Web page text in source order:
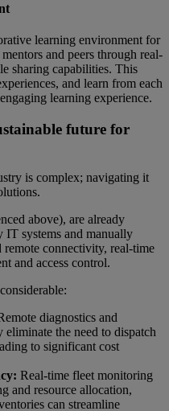
learning environment for
and peers through real-
sharing capabilities. This
and learn from each
learning experience.
future for
is complex; navigating it
above), are already
systems and manually
remote connectivity, real-time
and access control.
diagnostics and
the need to dispatch
to significant cost
Real-time fleet monitoring
and resource allocation,
can streamline